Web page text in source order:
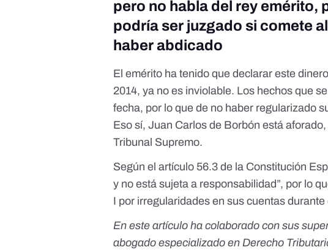
pero no habla del rey emérito,
podría ser juzgado si comete
haber abdicado
El emérito ha tenido que declarar este
2014, ya no es inviolable. Los hechos que
fecha, por lo que de no haber regularizado
Eso sí,Juan Carlos de Borbón está
Tribunal Supremo.
Según elartículo 56.3 de la Constitución
y no está sujeta a responsabilidad”, por lo
I por irregularidades en sus cuentas
En este artículo ha colaborado con sus
abogado especializado en Derecho